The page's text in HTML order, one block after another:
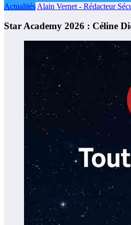
Actualités Alain Vernet - Rédacteur
Star Academy 2026 : Céline